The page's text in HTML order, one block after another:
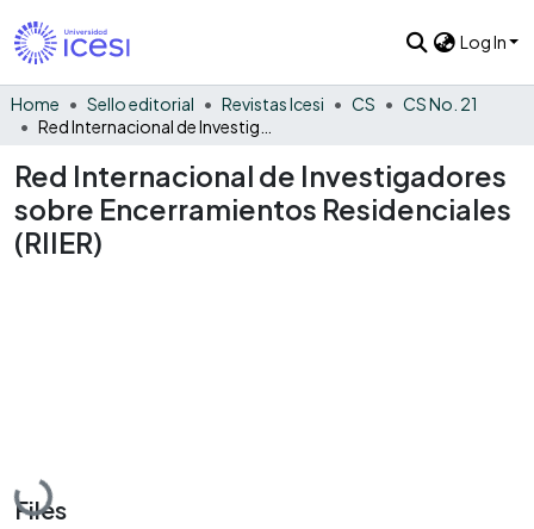
Log In
Home Sello editorial Revistas Icesi CS
CS No. 21
Red Internacional de Investigadores
sobre Encerramientos Residenciales
(RIIER)
Loading...
Files